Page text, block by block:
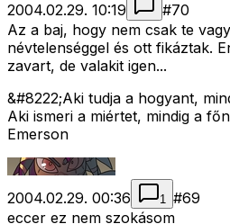
2004.02.29. 10:19 #70
Az a baj, hogy nem csak te
névtelenséggel és ott fikáztak.
zavart, de valakit igen...
&#8222;Aki tudja a hogyant,
Aki ismeri a miértet, mindig a
Emerson
2004.02.29. 00:36 1 #69
eccer ez nem szokásom